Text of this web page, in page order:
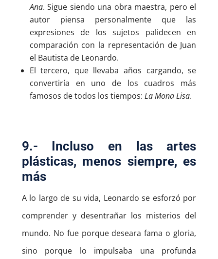
Ana. Sigue siendo una obra maestra, pero el
autor piensa personalmente que las
expresiones de los sujetos palidecen en
comparación con la representación de Juan
el Bautista de Leonardo.
El tercero, que llevaba años cargando, se
convertiría en uno de los cuadros más
famosos de todos los tiempos: La Mona Lisa.
9.- Incluso en las artes
plásticas, menos siempre, es
más
A lo largo de su vida, Leonardo se esforzó por
comprender y desentrañar los misterios del
mundo. No fue porque deseara fama o gloria,
sino porque lo impulsaba una profunda